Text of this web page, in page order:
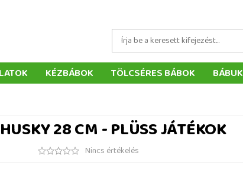
KÉZBÁBOK TÖLCSÉRES BÁBOK
BÁBUK
28 CM - PLÜSS JÁTÉKOK
Nincs értékelés